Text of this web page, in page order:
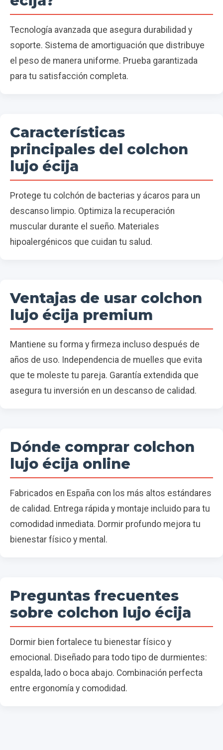
Tecnología avanzada que asegura durabilidad y
soporte. Sistema de amortiguación que distribuye
el peso de manera uniforme. Prueba garantizada
para tu satisfacción completa.
Características
principales del colchon
lujo écija
Protege tu colchón de bacterias y ácaros para un
descanso limpio. Optimiza la recuperación
muscular durante el sueño. Materiales
hipoalergénicos que cuidan tu salud.
Ventajas de usar colchon
lujo écija premium
Mantiene su forma y firmeza incluso después de
años de uso. Independencia de muelles que evita
que te moleste tu pareja. Garantía extendida que
asegura tu inversión en un descanso de calidad.
Dónde comprar colchon
lujo écija online
Fabricados en España con los más altos estándares
de calidad. Entrega rápida y montaje incluido para tu
comodidad inmediata. Dormir profundo mejora tu
bienestar físico y mental.
Preguntas frecuentes
sobre colchon lujo écija
Dormir bien fortalece tu bienestar físico y
emocional. Diseñado para todo tipo de durmientes:
espalda, lado o boca abajo. Combinación perfecta
entre ergonomía y comodidad.